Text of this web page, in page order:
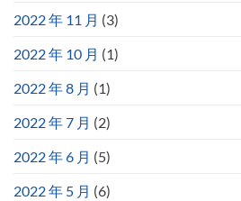
2022 年 11 月 (3)
2022 年 10 月 (1)
2022 年 8 月 (1)
2022 年 7 月 (2)
2022 年 6 月 (5)
2022 年 5 月 (6)